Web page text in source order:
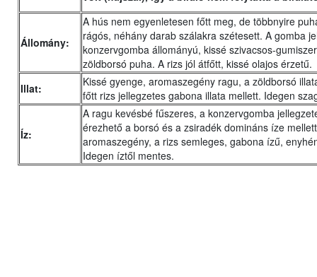
Állomány:
A hús nem egyenletesen főtt meg, de többnyire
rágós, néhány darab szálakra szétesett. A gomba
konzervgomba állományú, kissé szivacsos-
zöldborsó puha. A rizs jól átfőtt, kissé olajos érzetű.
Illat:
Kissé gyenge, aromaszegény ragu, a zöldborsó
főtt rizs jellegzetes gabona illata mellett. Idegen
Íz:
A ragu kevésbé fűszeres, a konzervgomba
érezhető a borsó és a zsiradék domináns íze
aromaszegény, a rizs semleges, gabona ízű,
Idegen íztől mentes.